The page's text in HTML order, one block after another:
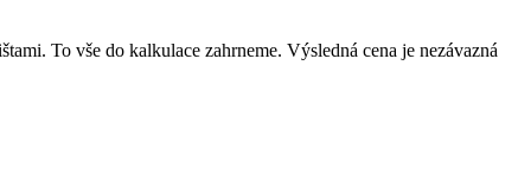
To vše do kalkulace zahrneme. Výsledná cena je nezávazná